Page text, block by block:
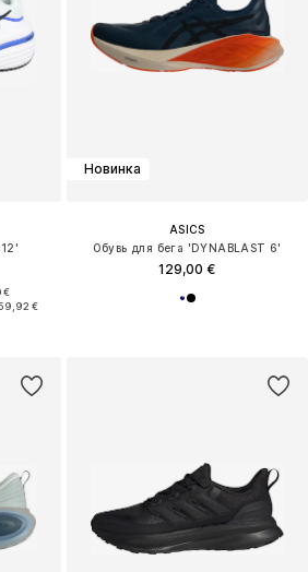
€
€
Новинка
ASICS
Обувь для бега 'DYNABLAST 6'
129,00 €